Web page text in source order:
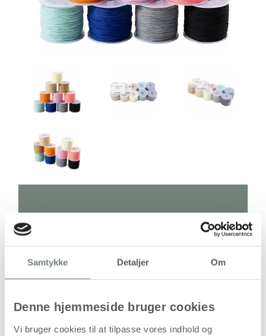
Samtykke Detaljer Om
Denne hjemmeside bruger cookies
Vi bruger cookies til at tilpasse vores indhold og
Antal Pris / Stk
1 stk 255,00 kr.
(204,00kr.ekskl. moms)